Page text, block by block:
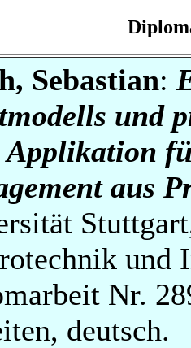
Sebastian:
und
Applikation
aus
und
Nr.
deutsch.